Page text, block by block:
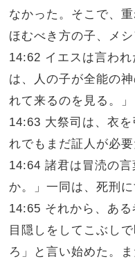
なかった。そこで、
ほむべき方の子、メ
14:62 イエスは言わ
は、人の子が全能の
れて来るのを見る。」
14:63 大祭司は、衣を
れでもまだ証人が必要
14:64 諸君は冒涜の
か。」一同は、死刑
14:65 それから、ある
目隠しをしてこぶし
ろ」と言い始めた。